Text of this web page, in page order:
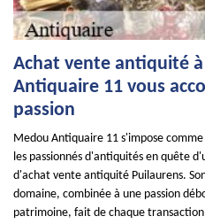
Achat vente antiquité
Antiquaire 11 vous
passion
Medou Antiquaire 11 s'impose
les passionnés d'antiquités en quête
d'achat vente antiquité Puilaurens.
domaine, combinée à une passion
patrimoine, fait de chaque